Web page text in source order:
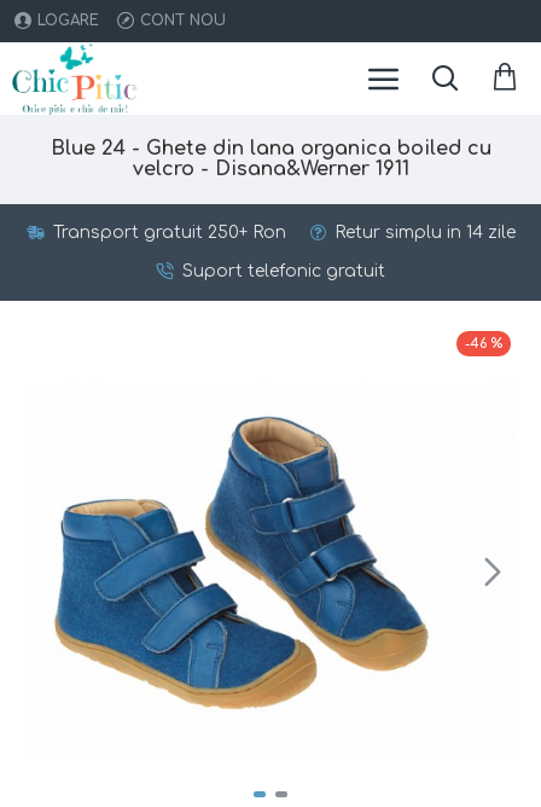
LOGARE CONT NOU
Blue 24 - Ghete din lana organica boiled cu
velcro - Disana&Werner 1911
Transport gratuit 250+ Ron Retur simplu in 14 zile
Suport telefonic gratuit
-46 %